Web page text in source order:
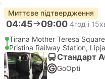
Миттєве підтвердження
04:45 09:00 4год і
Tirana Mother Teresa Square
Pristina Railway Station,
Стандарт
GoOpti